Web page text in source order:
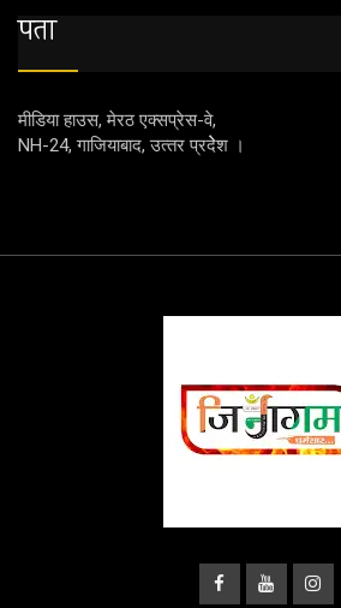
पता
मीडिया हाउस, मेरठ एक्‍सप्रेस-वे,
NH-24, गाजियाबाद, उत्‍तर प्रदेेेेश ।